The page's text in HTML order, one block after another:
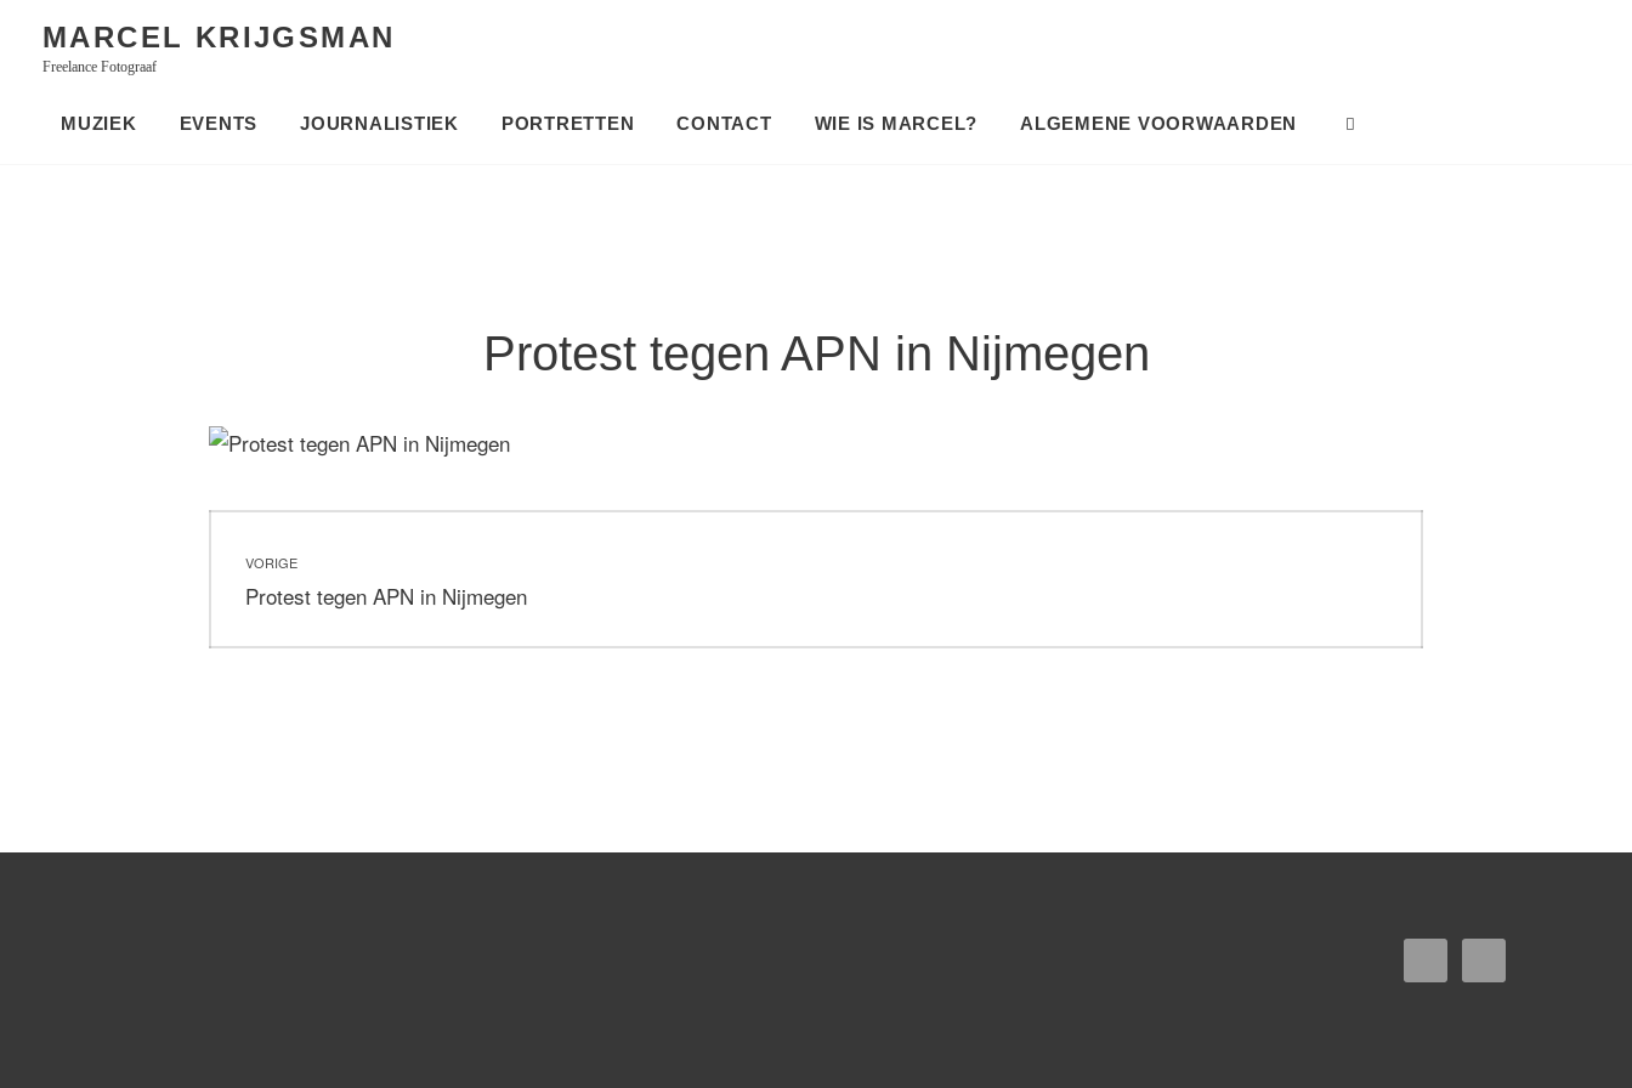
content
MARCEL KRIJGSMAN
Freelance Fotograaf
MUZIEK EVENTS JOURNALISTIEK PORTRETTEN CONTACT WIE IS MARCEL? ALGEMENE VOORWAARDEN
Protest tegen APN in Nijmegen
navigatie
VORIGE
Vorig
Protest tegen APN in Nijmegen